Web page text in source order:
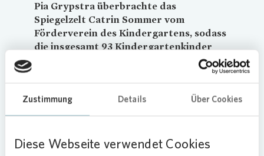
Zustimmung Details Über Cookies
Diese Webseite verwendet Cookies
Pia Grypstra überbrachte das
Spiegelzelt Catrin Sommer vom
Förderverein des Kindergartens, sodass
die insgesamt 93 Kindergartenkinder
das neue Angebot sofort nutzen können.
Verschiedene Perspektiven
Spielort dar, sondern fördert dazu auch die